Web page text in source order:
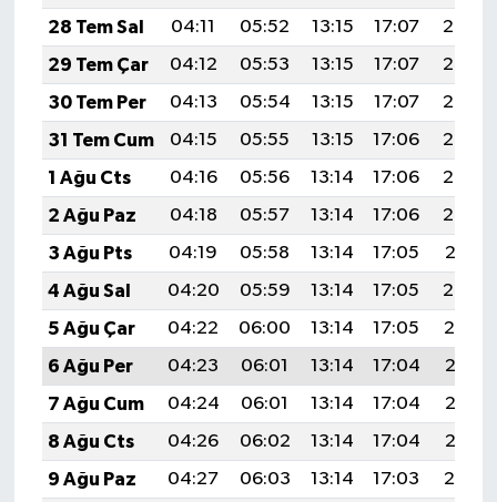
28 Tem Sal
04:11 05:52 13:15 17:07
20:27
29 Tem Çar
04:12 05:53 13:15 17:07
20:26
30 Tem Per
04:13 05:54 13:15 17:07
20:25
31 Tem Cum
04:15 05:55 13:15 17:06
20:24
1 Ağu Cts
04:16 05:56 13:14 17:06
20:23
2 Ağu Paz
04:18 05:57 13:14 17:06
20:22
3 Ağu Pts
04:19 05:58 13:14 17:05
20:21
4 Ağu Sal
04:20 05:59 13:14 17:05
20:20
5 Ağu Çar
04:22 06:00 13:14 17:05
20:19
6 Ağu Per
04:23 06:01 13:14 17:04
20:18
7 Ağu Cum
04:24 06:01 13:14 17:04
20:17
8 Ağu Cts
04:26 06:02 13:14 17:04
20:15
9 Ağu Paz
04:27 06:03 13:14 17:03
20:14